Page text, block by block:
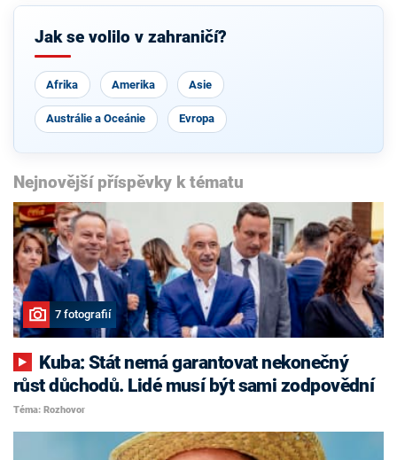
Jak se volilo v zahraničí?
Afrika Amerika Asie
Austrálie a Oceánie Evropa
Nejnovější příspěvky k tématu
7 fotografií
růst důchodů. Lidé musí být sami zodpovědní
Téma: Rozhovor